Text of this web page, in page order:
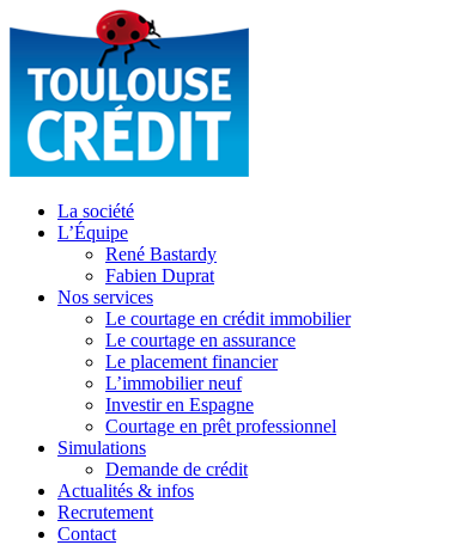
La société
L’Équipe
René Bastardy
Fabien Duprat
Nos services
Le courtage en crédit immobilier
Le courtage en assurance
Le placement financier
L’immobilier neuf
Investir en Espagne
Courtage en prêt professionnel
Simulations
Demande de crédit
Actualités & infos
Recrutement
Contact